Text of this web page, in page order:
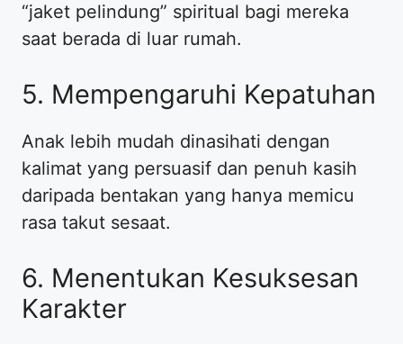
“jaket pelindung” spiritual bagi mereka
saat berada di luar rumah.
​5. Mempengaruhi Kepatuhan
​Anak lebih mudah dinasihati dengan
kalimat yang persuasif dan penuh kasih
daripada bentakan yang hanya memicu
rasa takut sesaat.
​6. Menentukan Kesuksesan
Karakter